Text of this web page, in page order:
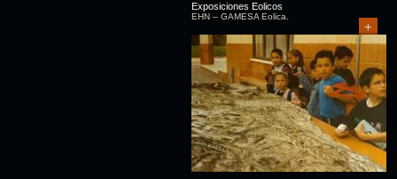
Exposiciones Eolicos
EHN – GAMESA Eolica.
+